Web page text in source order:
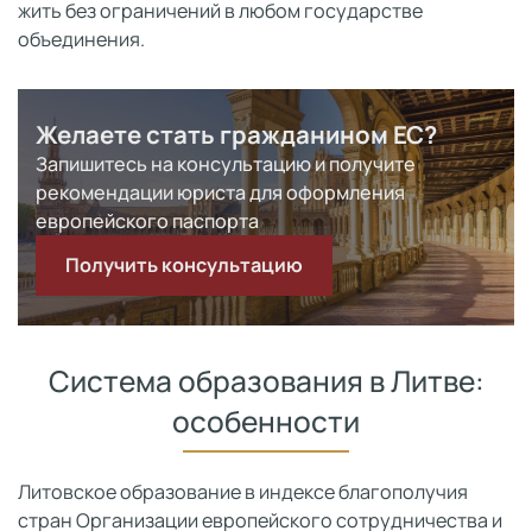
жить без ограничений в любом государстве
объединения.
Желаете стать гражданином ЕС?
Запишитесь на консультацию и получите
рекомендации юриста для оформления
европейского паспорта
Получить консультацию
Система образования в Литве:
особенности
Литовское образование в индексе благополучия
стран Организации европейского сотрудничества и